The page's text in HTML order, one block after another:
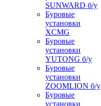
SUNWARD б/у
Буровые
установки
XCMG
Буровые
установки
YUTONG б/у
Буровые
установки
ZOOMLION б/у
Буровые
установки